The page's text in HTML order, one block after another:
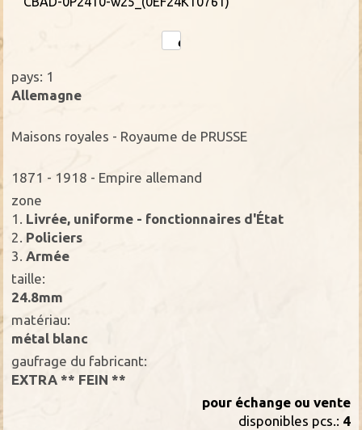
pays: 1
Allemagne
Maisons royales - Royaume de PRUSSE
1871 - 1918 - Empire allemand
zone
1. Livrée, uniforme - fonctionnaires d'État
2. Policiers
3. Armée
taille:
24.8mm
matériau:
métal blanc
gaufrage du fabricant:
EXTRA ** FEIN **
pour échange ou vente
disponibles pcs.: 4